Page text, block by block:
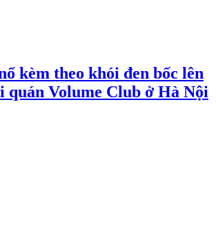
kèm theo khói đen bốc lên
quán Volume Club ở Hà Nội